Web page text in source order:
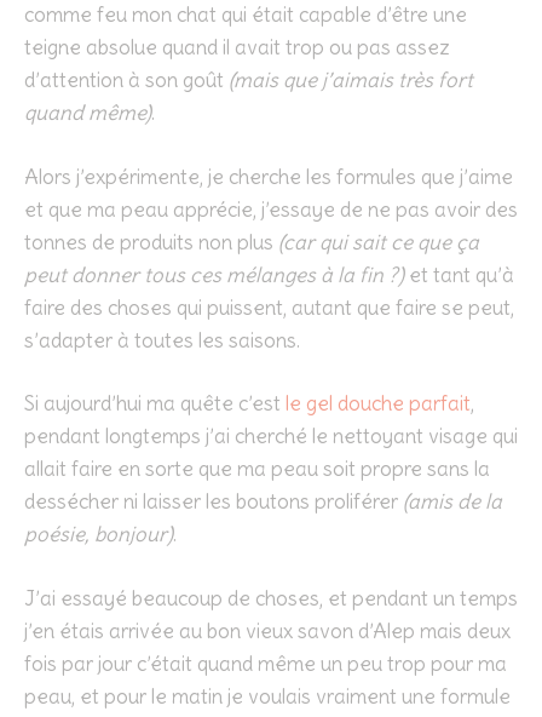
comme feu mon chat qui était capable d’être une
teigne absolue quand il avait trop ou pas assez
d’attention à son goût (mais que j’aimais très fort
quand même).
Alors j’expérimente, je cherche les formules que j’aime
et que ma peau apprécie, j’essaye de ne pas avoir des
tonnes de produits non plus (car qui sait ce que ça
peut donner tous ces mélanges à la fin ?)et tant qu’à
faire des choses qui puissent, autant que faire se peut,
s’adapter à toutes les saisons.
Si aujourd’hui ma quête c’est le gel douche parfait,
pendant longtemps j’ai cherché le nettoyant visage qui
allait faire en sorte que ma peau soit propre sans la
dessécher ni laisser les boutons proliférer (amis de la
poésie, bonjour).
J’ai essayé beaucoup de choses, et pendant un temps
j’en étais arrivée au bon vieux savon d’Alep mais deux
fois par jour c’était quand même un peu trop pour ma
peau, et pour le matin je voulais vraiment une formule